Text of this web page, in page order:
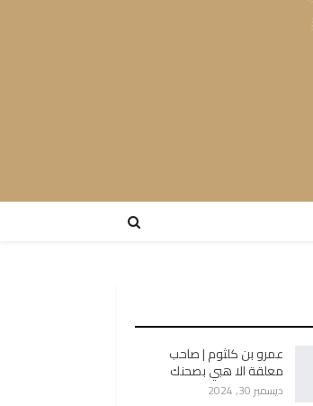
عمرو بن كلثوم | صاحب
معلقة الا هبي بصحنك
ديسمبر 30, 2024